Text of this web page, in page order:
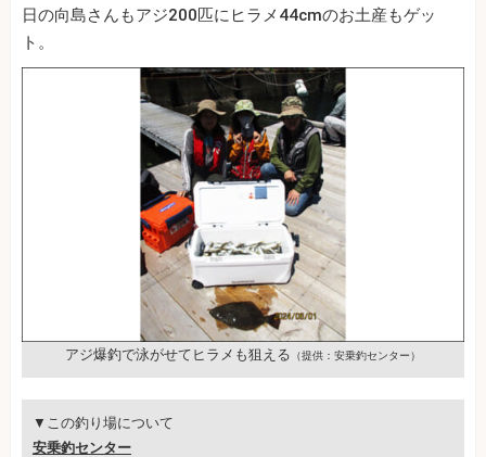
日の向島さんもアジ200匹にヒラメ44cmのお土産もゲッ
ト。
アジ爆釣で泳がせてヒラメも狙える （提供：安乗釣センター）
▼この釣り場について
安乗釣センター